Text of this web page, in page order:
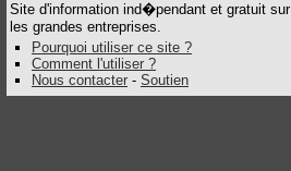
Site d'information ind�pendant et gratuit sur
les grandes entreprises.
Pourquoi utiliser ce site ?
Comment l'utiliser ?
Nous contacter - Soutien